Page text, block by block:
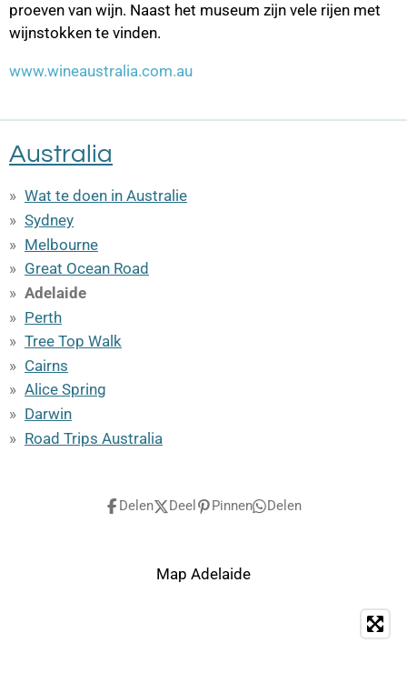
proeven van wijn. Naast het museum zijn vele rijen met
wijnstokken te vinden.
www.wineaustralia.com.au
Australia
Wat te doen in Australie
Sydney
Melbourne
Great Ocean Road
Adelaide
Perth
Tree Top Walk
Cairns
Alice Spring
Darwin
Road Trips Australia
Delen Deel Pinnen Delen
Map Adelaide